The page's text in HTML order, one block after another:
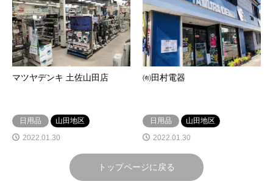
マツヤデンキ 土佐山田店
日用品
山田地区
2022.01.30
㈲田村電器
日用品
山田地区
2022.01.30
トップページに戻る